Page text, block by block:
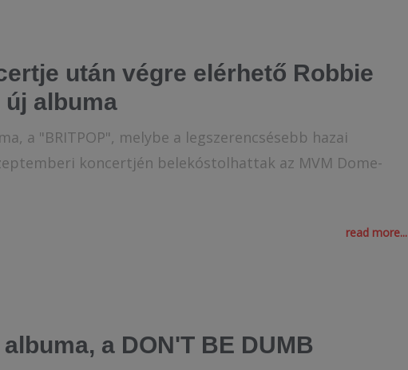
után végre elérhető Robbie
albuma
a "BRITPOP", melybe a legszerencsésebb hazai
koncertjén belekóstolhattak az MVM Dome-
read more...
a DON'T BE DUMB